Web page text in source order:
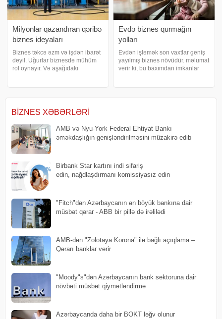
Milyonlar qazandıran qəribə
biznes ideyaları
Biznes təkcə əzm və işdən ibarət
deyil. Uğurlar biznesdə mühüm
rol oynayır. Və aşağıdakı
başlayıblar, nəticədə bir ton pul
qazanıblar. Bu uğu
Evdə biznes qurmağın
yolları
Evdən işləmək son vaxtlar geniş
yayılmış biznes növüdür. məlumat
verir ki, bu baxımdan imkanlar
Evdən iş qurmaq və ya işləmək
BIZNES XƏBƏRLƏRI
AMB və Nyu-York Federal Ehtiyat Bankı
əməkdaşlığın genişləndirilməsini müzakirə edib
Birbank Star kartını indi sifariş
edin, nağdlaşdırmanı komissiyasız edin
"Fitch"dən Azərbaycanın ən böyük bankına dair
müsbət qərar - ABB bir pillə də irəlilədi
AMB-dən "Zolotaya Korona" ilə bağlı açıqlama –
Qərarı banklar verir
"Moody"s"dən Azərbaycanın bank sektoruna dair
növbəti müsbət qiymətləndirmə
Azərbaycanda daha bir BOKT ləğv olunur